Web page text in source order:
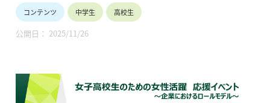
将来のありたい自分を考えてみませんか？ 多様な未来の中で、
企業で活躍することは有力な選択肢です。 企業で活躍中の少し
先輩から経験談を聞かせていただく試みです。
ダイバーシティ、男女共同参画、リケジョが時代のキーワード
になっています。産業界は女子の活躍の場を拡大して参りま
コンテンツ 中学生 高校生
公開日： 2025/11/26